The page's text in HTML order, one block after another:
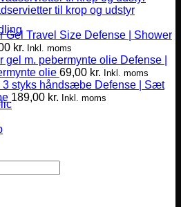
til krop og udstyr
Defense | Shower
kr. Inkl. moms
Defense |
olie 69,00 kr. Inkl. moms
Defense | Sæt
189,00 kr. Inkl. moms